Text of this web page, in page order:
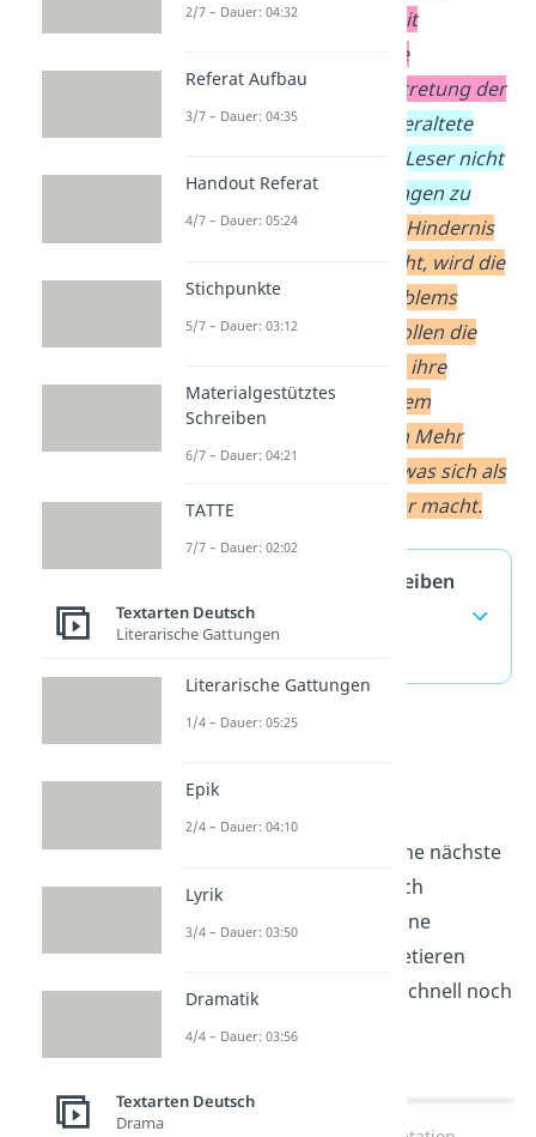
Problem der Menschheit
behandelt: Die ständige
Missachtung und Übertretung der
eigenen Grenzen.
Die veraltete
Sprache macht es dem Leser nicht
immer leicht, den Aussagen zu
folgen.Hat man dieses Hindernis
aber hinter sich gebracht, wird die
Zeitlosigkeit dieses Problems
sichtbar. Auch heute wollen die
Menschen sich nicht an ihre
Grenzen halten. Mit ihrem
ständigen Streben nach Mehr
zerstören sie die Erde, was sich als
Klimawandel bemerkbar macht.
Interpretation schreiben
— häufigste Fragen
(ausklappen)
interpretieren
Jetzt bist du gut auf deine nächste
Interpretation in Deutsch
vorbereitet! Wenn du eine
Kurzgeschichte interpretieren
musst, dann schau dir schnell noch
unser
Video
2/7 – Dauer: 04:32
Referat Aufbau
3/7 – Dauer: 04:35
Handout Referat
4/7 – Dauer: 05:24
Stichpunkte
5/7 – Dauer: 03:12
Materialgestütztes
Schreiben
6/7 – Dauer: 04:21
TATTE
7/7 – Dauer: 02:02
Textarten Deutsch
Literarische Gattungen
Literarische Gattungen
1/4 – Dauer: 05:25
Epik
2/4 – Dauer: 04:10
Lyrik
3/4 – Dauer: 03:50
Dramatik
4/4 – Dauer: 03:56
Textarten Deutsch
Drama